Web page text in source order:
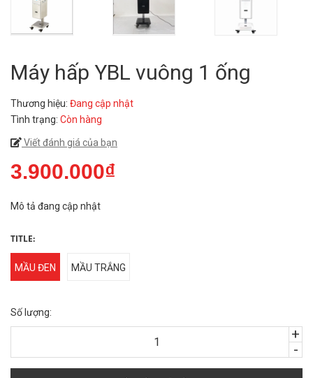
Máy hấp YBL vuông 1 ống
Thương hiệu: Đang cập nhật
Tình trạng: Còn hàng
Viết đánh giá của bạn
3.900.000₫
Mô tả đang cập nhật
TITLE:
MẦU ĐEN MẦU TRẮNG
Số lượng:
-
+